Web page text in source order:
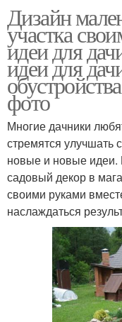
Дизайн
участка
идеи для
идеи для
фото
Многие дачники
стремятся улучшать
новые и новые идеи.
садовый декор в
своими руками
наслаждаться